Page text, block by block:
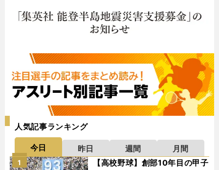
人気記事ランキング
今日 昨日 週間
月間
【高校野球】創部10年目の甲子
1